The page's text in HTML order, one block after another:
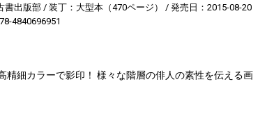
書出版部 装丁：大型本（470ページ）
発売日：2015-08-20
4840696951
精細カラーで影印！ 様々な階層の俳人の素性を伝える画